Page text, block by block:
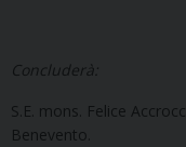
Concluderà:
S.E. mons. Felice
Benevento.